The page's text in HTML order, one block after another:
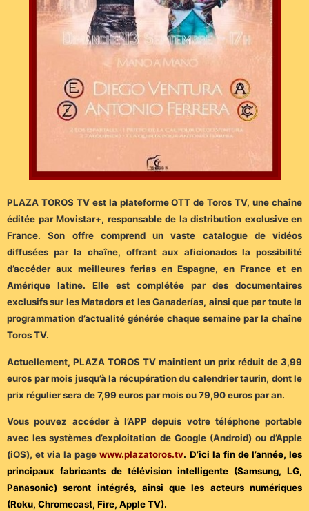
PLAZA TOROS TV est la plateforme OTT de Toros TV, une chaîne
éditée par Movistar+, responsable de la distribution exclusive en
France. Son offre comprend un vaste catalogue de vidéos
diffusées par la chaîne, offrant aux aficionados la possibilité
d’accéder aux meilleures ferias en Espagne, en France et en
Amérique latine. Elle est complétée par des documentaires
exclusifs sur les Matadors et les Ganaderías, ainsi que par toute la
programmation d’actualité générée chaque semaine par la chaîne
Toros TV.
Actuellement, PLAZA TOROS TV maintient un prix réduit de 3,99
euros par mois jusqu’à la récupération du calendrier taurin, dont le
prix régulier sera de 7,99 euros par mois ou 79,90 euros par an.
Vous pouvez accéder à l’APP depuis votre téléphone portable
avec les systèmes d’exploitation de Google (Android) ou d’Apple
(iOS), et via la pagewww.plazatoros.tv. D’ici la fin de l’année, les
principaux fabricants de télévision intelligente (Samsung, LG,
Panasonic) seront intégrés, ainsi que les acteurs numériques
(Roku, Chromecast, Fire, Apple TV).